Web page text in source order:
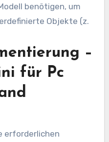
benötigen, um
Objekte (z.
–
für Pc
erforderlichen